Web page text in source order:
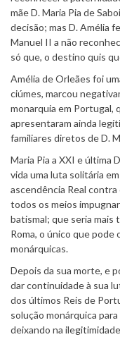
mãe D. Maria Pia de
decisão; mas D. Amélia
Manuel II a não
só que, o destino quis
Amélia de Orleães foi
ciúmes, marcou
monarquia em Portugal,
apresentaram ainda
familiares diretos de D.
Maria Pia a XXI e última
vida uma luta solitária
ascendência Real
todos os meios
batismal; que seria mais
Roma, o único que
monárquicas.
Depois da sua morte, e
dar continuidade à sua
dos últimos Reis de
solução monárquica
deixando na